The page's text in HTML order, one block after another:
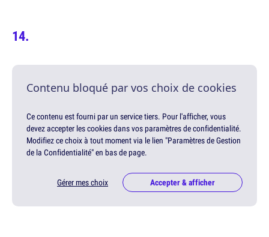
Contenu bloqué par vos choix de cookies
Ce contenu est fourni par un service tiers. Pour l'afficher, vous
devez accepter les cookies dans vos paramètres de confidentialité.
Modifiez ce choix à tout moment via le lien "Paramètres de Gestion
de la Confidentialité" en bas de page.
Gérer mes choix Accepter & afficher